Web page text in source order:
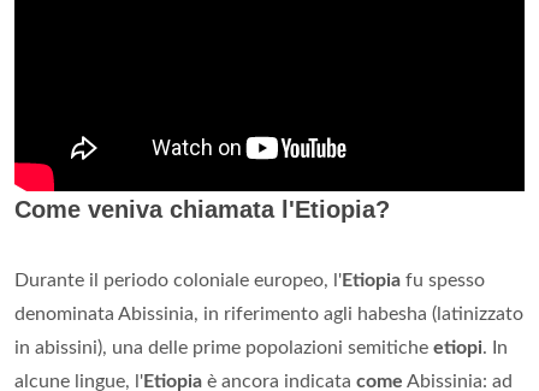
Come veniva chiamata l'Etiopia?
Durante il periodo coloniale europeo, l'Etiopia fu spesso
denominata Abissinia, in riferimento agli habesha (latinizzato
in abissini), una delle prime popolazioni semitiche etiopi. In
alcune lingue, l'Etiopia è ancora indicata come Abissinia: ad